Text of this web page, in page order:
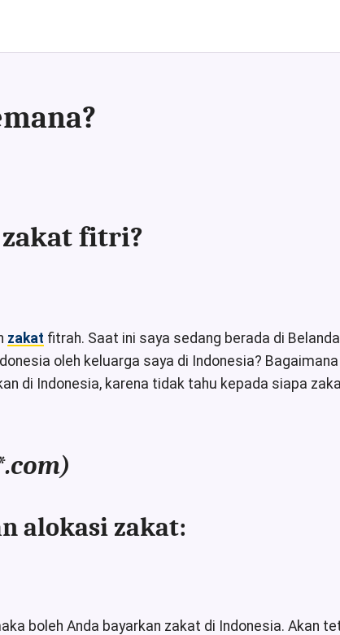
zakat fitri?
zakat fitrah. Saat ini saya sedang berada di
oleh keluarga saya di Indonesia?
di Indonesia, karena tidak tahu kepada siapa
alokasi zakat:
boleh Anda bayarkan zakat di Indonesia. Akan